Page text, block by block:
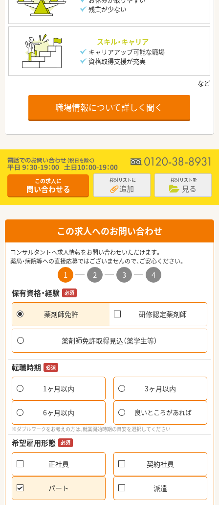
残業が少ない
スキル・キャリア
キャリアアップ可能な職場
資格取得支援が充実
職場情報について詳しく聞く
この求人に
問い合わせる
検討リストに
追加
検討リストを
見る
この求人へのお問い合わせ
コンサルタントへ求人情報をお問い合わせいただけます。
薬局・病院等への直接応募ではございませんので、ご安心ください。
1 2 3
4
保有資格・経験
必須
薬剤師免許 研修認定薬剤師
薬剤師免許取得見込（薬学生等）
転職時期 必須
1ヶ月以内 3ヶ月以内
6ヶ月以内 良いところがあれば
※ダブルワークをお考えの方は、就業開始時期の目安を選択してください
希望雇用形態 必須
正社員 契約社員
パート 派遣